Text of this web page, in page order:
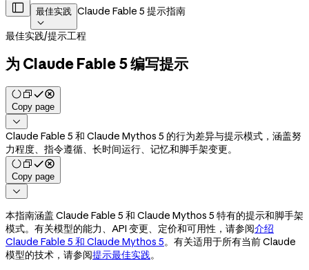
 最佳实践

Claude Fable 5 提示指南
最佳实践/提示工程
为 Claude Fable 5 编写提示
Copy page

Claude Fable 5 和 Claude Mythos 5 的行为差异与提示模式，涵盖努
力程度、指令遵循、长时间运行、记忆和脚手架变更。
Copy page

本指南涵盖 Claude Fable 5 和 Claude Mythos 5 特有的提示和脚手架
模式。有关模型的能力、API 变更、定价和可用性，请参阅介绍
Claude Fable 5 和 Claude Mythos 5。有关适用于所有当前 Claude
模型的技术，请参阅提示最佳实践。